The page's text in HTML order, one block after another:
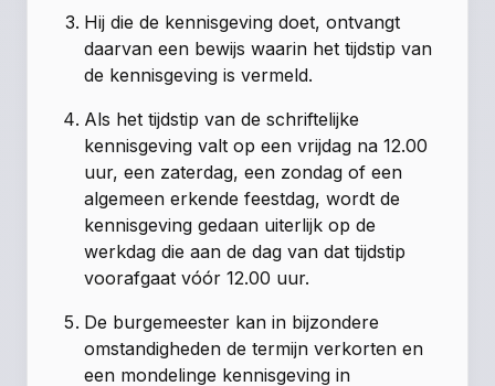
Hij die de kennisgeving doet, ontvangt
daarvan een bewijs waarin het tijdstip van
de kennisgeving is vermeld.
Als het tijdstip van de schriftelijke
kennisgeving valt op een vrijdag na 12.00
uur, een zaterdag, een zondag of een
algemeen erkende feestdag, wordt de
kennisgeving gedaan uiterlijk op de
werkdag die aan de dag van dat tijdstip
voorafgaat vóór 12.00 uur.
De burgemeester kan in bijzondere
omstandigheden de termijn verkorten en
een mondelinge kennisgeving in